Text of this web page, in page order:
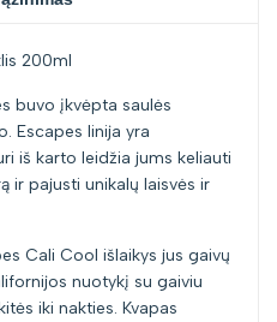
200ml
buvo įkvėpta saulės
Escapes linija yra
iš karto leidžia jums keliauti
ir pajusti unikalų laisvės ir
Cali Cool išlaikys jus gaivų
nuotykį su gaiviu
iki nakties. Kvapas